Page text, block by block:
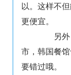
以。这样不
更便宜。
另外，
市，韩国餐
要错过哦。